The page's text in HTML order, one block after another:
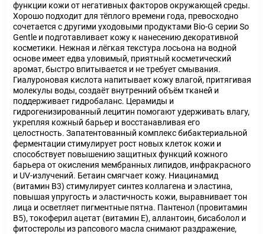
функции кожи от негативных факторов окружающей среды.
Хорошо подходит для тёплого времени года, превосходно
сочетается с другими уходовыми продуктами Bio-G серии So
Gentle и подготавливает кожу к нанесению декоративной
косметики. Нежная и лёгкая текстура лосьона на водной
основе имеет едва уловимый, приятный косметический
аромат, быстро впитывается и не требует смывания.
Гиалуроновая кислота напитывает кожу влагой, притягивая
молекулы воды, создаёт внутренний объём тканей и
поддерживает гидробаланс. Церамиды и
гидрогенизированный лецитин помогают удерживать влагу,
укрепляя кожный барьер и восстанавливая его
целостность. Запатентованный комплекс бибактериальной
ферментации стимулирует рост новых клеток кожи и
способствует повышению защитных функций кожного
барьера от окисления мембранных липидов, инфракрасного
и UV-излучений. Бетаин смягчает кожу. Ниацинамид
(витамин B3) стимулирует синтез коллагена и эластина,
повышая упругость и эластичность кожи, выравнивает тон
лица и осветляет пигментные пятна. Пантенол (провитамин
B5), токоферил ацетат (витамин E), аллантоин, бисаболол и
фитостеролы из рапсового масла снимают раздражение,